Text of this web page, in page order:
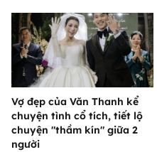
Vợ đẹp của Văn Thanh kể
chuyện tình cổ tích, tiết lộ
chuyện "thầm kín" giữa 2
người